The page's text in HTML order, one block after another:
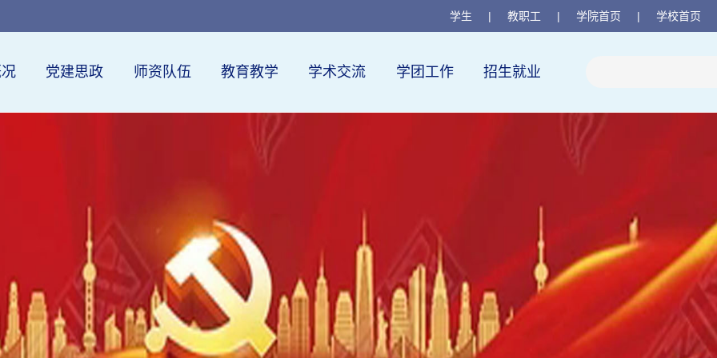
学生 | 教职工 | 学院首页 | 学校首页
党建思政 师资队伍 教育教学 学术交流 学团工作 招生就业